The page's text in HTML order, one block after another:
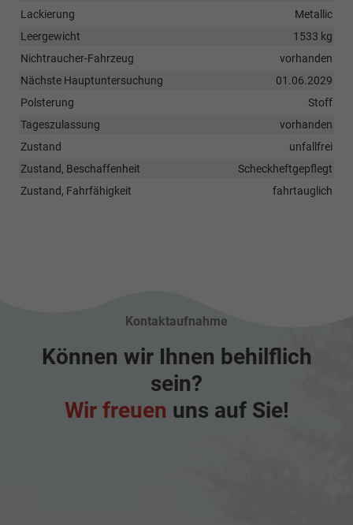
Lackierung
Metallic
Leergewicht
1533 kg
Nichtraucher-Fahrzeug
vorhanden
Nächste Hauptuntersuchung
01.06.2029
Polsterung
Stoff
Tageszulassung
vorhanden
Zustand
unfallfrei
Zustand, Beschaffenheit
Scheckheftgepflegt
Zustand, Fahrfähigkeit
fahrtauglich
Kontaktaufnahme
Können wir Ihnen behilflich
sein?
Wir freuen uns auf Sie!